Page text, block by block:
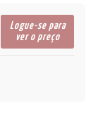
Logue-se para
ver o preço